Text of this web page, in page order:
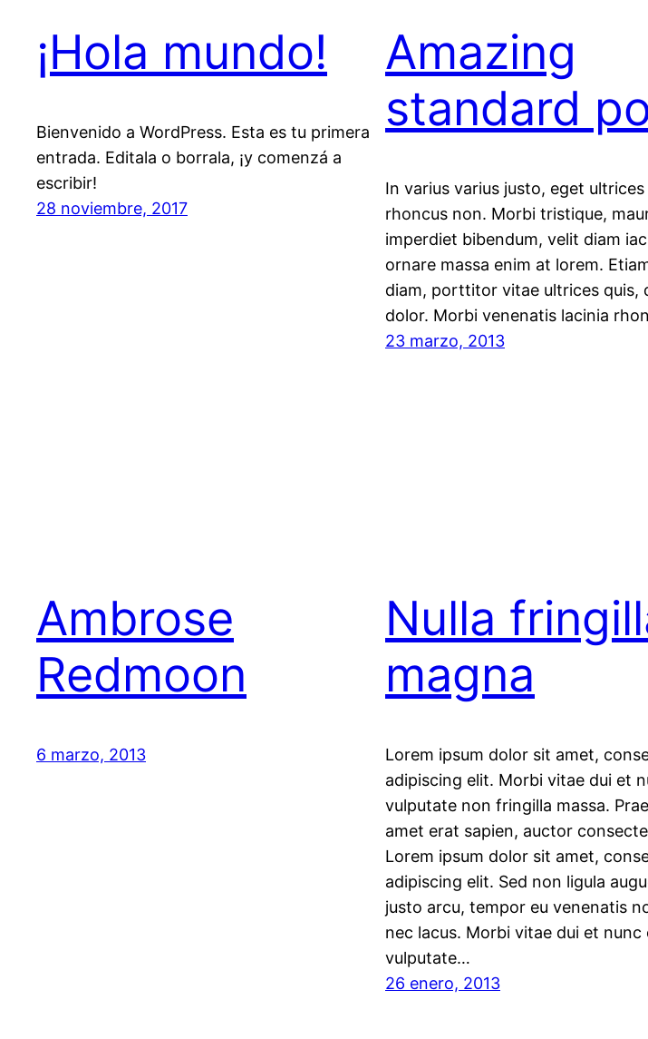
¡Hola mundo!
Bienvenido a WordPress. Esta es tu primera
entrada. Editala o borrala, ¡y comenzá a
escribir!
28 noviembre, 2017
Amazing
standard
In varius varius justo, eget ultrices
rhoncus non. Morbi tristique,
imperdiet bibendum, velit diam
ornare massa enim at lorem.
diam, porttitor vitae ultrices quis,
dolor. Morbi venenatis lacinia
23 marzo, 2013
Ambrose
Redmoon
6 marzo, 2013
Nulla
magna
Lorem ipsum dolor sit amet,
adipiscing elit. Morbi vitae dui et
vulputate non fringilla massa.
amet erat sapien, auctor
Lorem ipsum dolor sit amet,
adipiscing elit. Sed non ligula
justo arcu, tempor eu venenatis
nec lacus. Morbi vitae dui et nunc
vulputate…
26 enero, 2013